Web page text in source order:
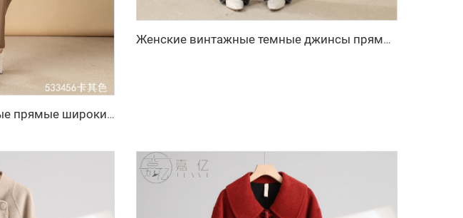
Новые женские свободные прямые широкие брюки с застежкой-молнией, повседневные анти-морщинные длинные брюки для зимы
Женские винтажные темные джинсы прямого кроя с эластичной тканью, дышащие, свободного покроя, широкие, для делового гардероба, простой модный стиль